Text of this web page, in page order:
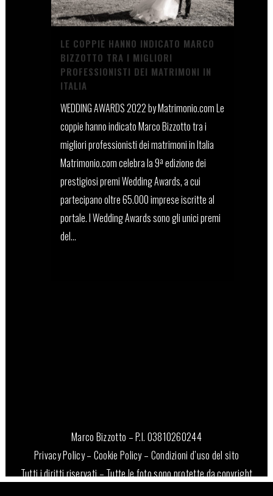
LE COPPIE HANNO INDICATO MARCO
BIZZOTTO TRA I MIGLIORI
PROFESSIONISTI DEI MATRIMONI IN
ITALIA
WEDDING AWARDS 2022 by Matrimonio.com Le
coppie hanno indicato Marco Bizzotto tra i
migliori professionisti dei matrimoni in Italia
Matrimonio.com celebra la 9ª edizione dei
prestigiosi premi Wedding Awards, a cui
partecipano oltre 65.000 imprese iscritte al
portale. I Wedding Awards sono gli unici premi
del...
Marco Bizzotto – P.I. 03810260244
Privacy Policy– Cookie Policy– Condizioni d’uso del sito
Tutti i diritti riservati – Tutte le foto sono protette da copyright